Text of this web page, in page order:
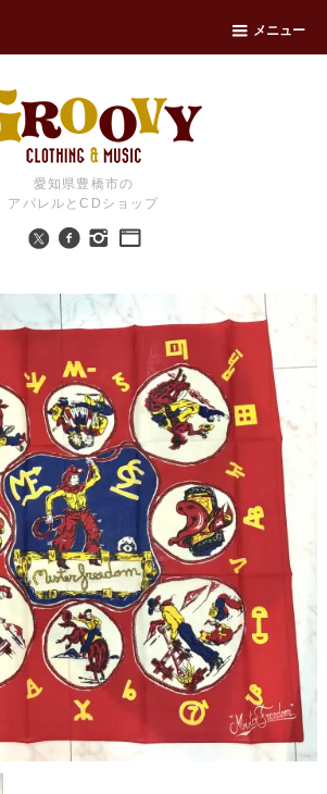
メニュー
愛知県豊橋市の
アパレルとCDショップ